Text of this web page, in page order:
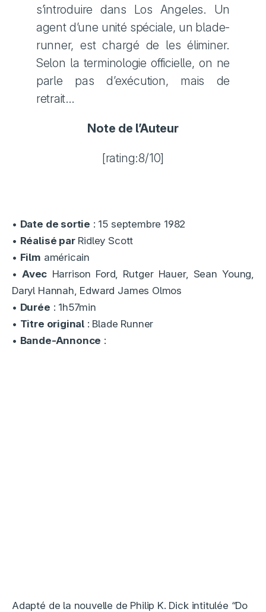
s’introduire dans Los Angeles. Un
agent d’une unité spéciale, un blade-
runner, est chargé de les éliminer.
Selon la terminologie officielle, on ne
parle pas d’exécution, mais de
retrait…
Note de l’Auteur
[rating:8/10]
• Date de sortie : 15 septembre 1982
• Réalisé parRidley Scott
• Film américain
•Avec Harrison Ford, Rutger Hauer, Sean Young,
Daryl Hannah, Edward James Olmos
• Durée : 1h57min
• Titre original : Blade Runner
• Bande-Annonce :
Adapté de la nouvelle de Philip K. Dick intitulée “Do